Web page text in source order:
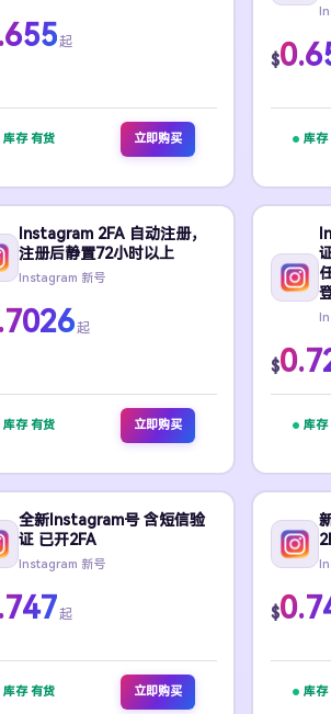
起
库存 有货 立即购买
$
库存
Instagram 2FA 自动注册，
注册后静置72小时以上
Instagram 新号
起
库存 有货 立即购买
$
库存
全新Instagram号 含短信验
证 已开2FA
Instagram 新号
起
库存 有货 立即购买
$
库存